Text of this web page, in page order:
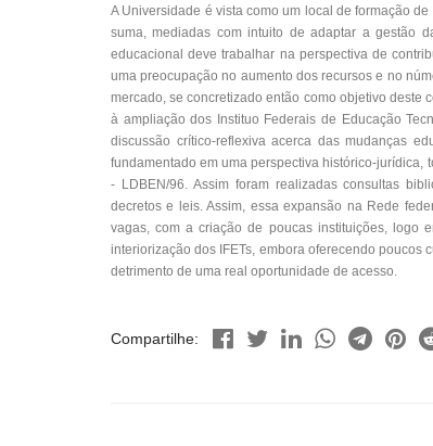
A Universidade é vista como um local de formação
suma, mediadas com intuito de adaptar a gestão
educacional deve trabalhar na perspectiva de
uma preocupação no aumento dos recursos e no
mercado, se concretizado então como objetivo deste
à ampliação dos Instituo Federais de Educação
discussão crítico-reflexiva acerca das mudanças
fundamentado em uma perspectiva histórico-jurídica,
- LDBEN/96. Assim foram realizadas consultas
decretos e leis. Assim, essa expansão na Rede
vagas, com a criação de poucas instituições, logo
interiorização dos IFETs, embora oferecendo poucos
detrimento de uma real oportunidade de acesso.
Compartilhe: